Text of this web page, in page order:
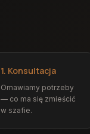
1. Konsultacja
Omawiamy potrzeby
— co ma się zmieścić
w szafie.